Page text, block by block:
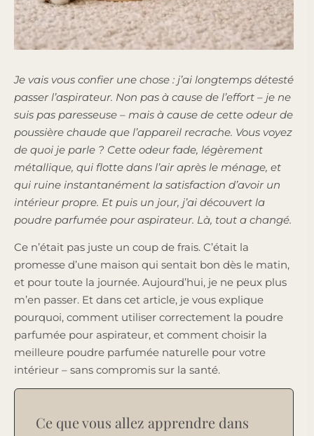
Je vais vous confier une chose : j’ai longtemps détesté
passer l’aspirateur. Non pas à cause de l’effort – je ne
suis pas paresseuse – mais à cause de cette odeur de
poussière chaude que l’appareil recrache. Vous voyez
de quoi je parle ? Cette odeur fade, légèrement
métallique, qui flotte dans l’air après le ménage, et
qui ruine instantanément la satisfaction d’avoir un
intérieur propre. Et puis un jour, j’ai découvert la
poudre parfumée pour aspirateur. Là, tout a changé.
Ce n’était pas juste un coup de frais. C’était la
promesse d’une maison qui sentait bon dès le matin,
et pour toute la journée. Aujourd’hui, je ne peux plus
m’en passer. Et dans cet article, je vous explique
pourquoi, comment utiliser correctement la poudre
parfumée pour aspirateur, et comment choisir la
meilleure poudre parfumée naturelle pour votre
intérieur – sans compromis sur la santé.
Ce que vous allez apprendre dans